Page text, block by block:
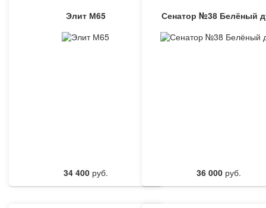
Элит М65
34 400руб.
Сенатор №38 Белёный
36 000руб.